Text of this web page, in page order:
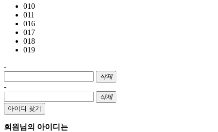
010
011
016
017
018
019
-
삭제
-
삭제
아이디 찾기
회원님의 아이디는